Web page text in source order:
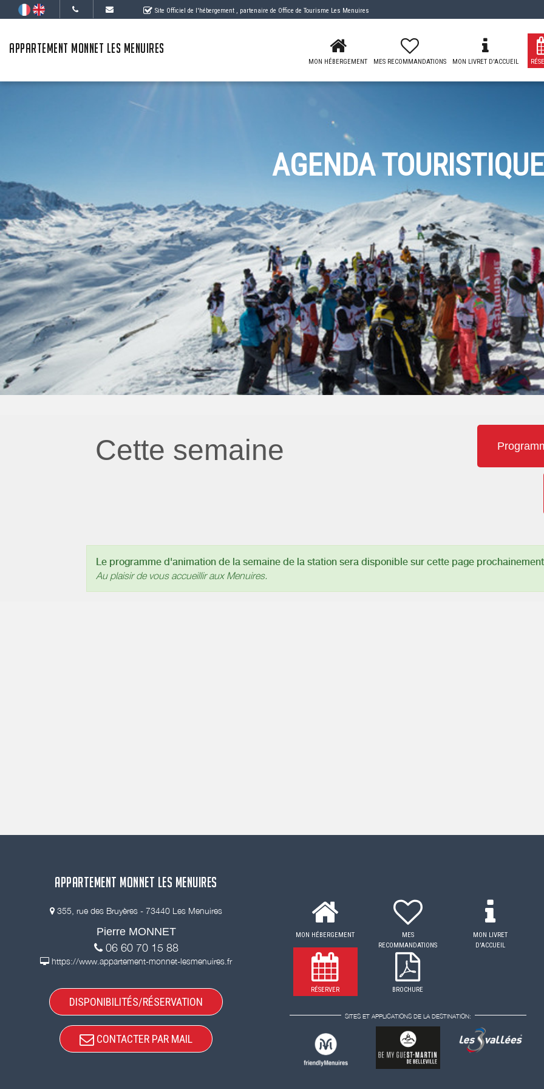
Site Officiel de l'hébergement , partenaire de Office de Tourisme Les Menuires
APPARTEMENT MONNET LES MENUIRES
MON HÉBERGEMENT MES RECOMMANDATIONS MON LIVRET D'ACCUEIL
AGENDA TOURISTIQUE
Cette semaine
Le programme d'animation de la semaine de la station sera disponible sur cette page
Au plaisir de vous accueillir aux Menuires.
APPARTEMENT MONNET LES MENUIRES
355, rue des Bruyères - 73440 Les Menuires
Pierre MONNET
06 60 70 15 88
https://www.appartement-monnet-lesmenuires.fr
DISPONIBILITÉS/RÉSERVATION
CONTACTER PAR MAIL
MON HÉBERGEMENT
MES
RECOMMANDATIONS
MON LIVRET
D'ACCUEIL
RÉSERVER BROCHURE
SITES ET APPLICATIONS DE LA DESTINATION: